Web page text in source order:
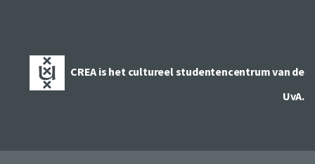
CREA is het cultureel studentencentrum van de
UvA.